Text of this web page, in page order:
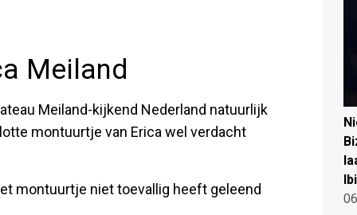
Meiland
Meiland-kijkend Nederland natuurlijk
montuurtje van Erica wel verdacht
montuurtje niet toevallig heeft geleend